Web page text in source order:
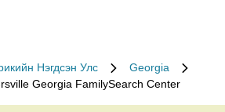
Нэгдсэн Улс
Georgia
Georgia FamilySearch Center